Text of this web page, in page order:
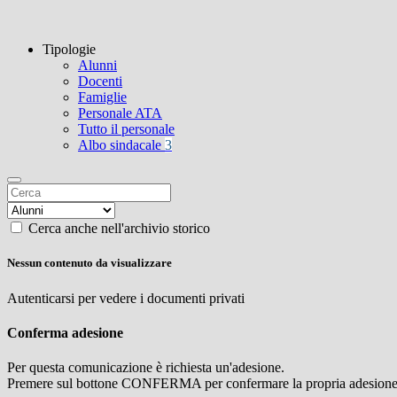
Tipologie
Alunni
Docenti
Famiglie
Personale ATA
Tutto il personale
Albo sindacale 3
Cerca anche nell'archivio storico
Nessun contenuto da visualizzare
Autenticarsi per vedere i documenti privati
Conferma adesione
Per questa comunicazione è richiesta un'adesione.
Premere sul bottone CONFERMA per confermare la propria